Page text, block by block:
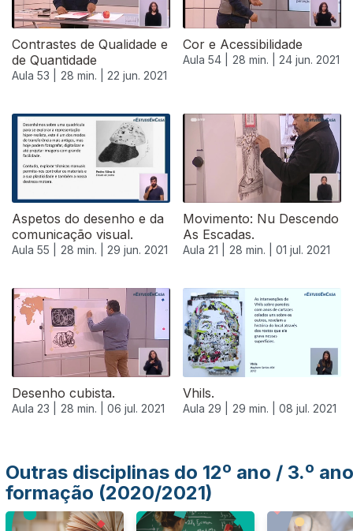
Contrastes de Qualidade e
de Quantidade
Aula 53 | 28 min. | 22 jun. 2021
Cor e Acessibilidade
Aula 54 | 28 min. | 24 jun. 2021
Aspetos do desenho e da
comunicação visual.
Aula 55 | 28 min. | 29 jun. 2021
Movimento: Nu Descendo
As Escadas.
Aula 21 | 28 min. | 01 jul. 2021
Desenho cubista.
Aula 23 | 28 min. | 06 jul. 2021
Vhils.
Aula 29 | 29 min. | 08 jul. 2021
556157
Outras disciplinas do 12º ano / 3.º ano
formação (2020/2021)